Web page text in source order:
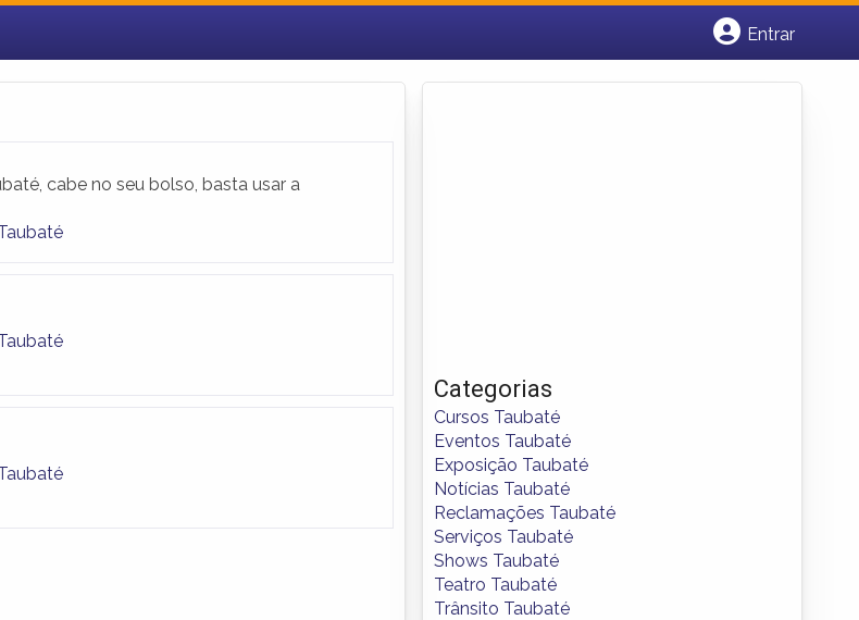
Entrar
cabe no seu bolso, basta usar a
Categorias
Cursos Taubaté
Eventos Taubaté
Exposição Taubaté
Notícias Taubaté
Reclamações Taubaté
Serviços Taubaté
Shows Taubaté
Teatro Taubaté
Trânsito Taubaté